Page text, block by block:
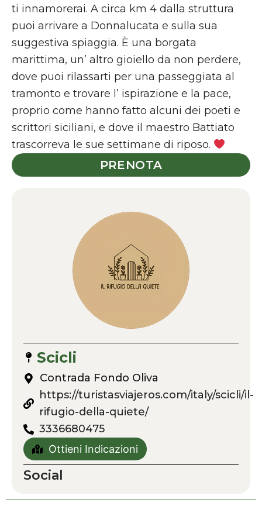
ti innamorerai. A circa km 4 dalla struttura
puoi arrivare a Donnalucata e sulla sua
suggestiva spiaggia. È una borgata
marittima, un’ altro gioiello da non perdere,
dove puoi rilassarti per una passeggiata al
tramonto e trovare l’ ispirazione e la pace,
proprio come hanno fatto alcuni dei poeti e
scrittori siciliani, e dove il maestro Battiato
trascorreva le sue settimane di riposo.
PRENOTA
Scicli
Contrada Fondo Oliva
https://turistasviajeros.com/italy/scicli/il-
rifugio-della-quiete/
3336680475
Ottieni Indicazioni
Social